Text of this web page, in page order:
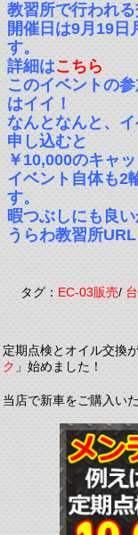
教習所で行われ
開催日は9月19日
す。
詳細はこちら
このイベントの
はイイ！
なんとなんと、
申し込むと
￥10,000のキャ
イベント自体も2
す。
暇つぶしにも良
うらわ教習所
タグ：EC-03販売/
定期点検とオイル交換
ク」始めました！
当店で新車をご購入い